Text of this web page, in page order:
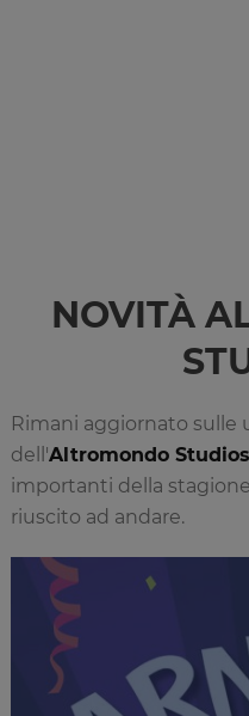
NOVITÀ
Rimani aggiornato sulle
dell'Altromondo Studios
importanti della
riuscito ad andare.